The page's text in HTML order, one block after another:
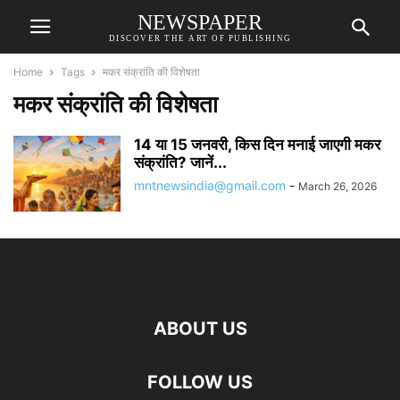
NEWSPAPER
DISCOVER THE ART OF PUBLISHING
Home Tags मकर संक्रांति की विशेषता
मकर संक्रांति की विशेषता
14 या 15 जनवरी, किस दिन मनाई जाएगी मकर
संक्रांति? जानें...
mntnewsindia@gmail.com - March 26, 2026
ABOUT US
FOLLOW US